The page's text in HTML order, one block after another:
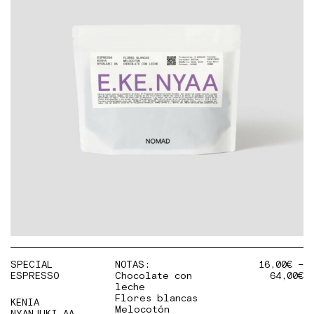
SPECIAL
ESPRESSO
KENIA
NOTAS:
Chocolate con
leche
Flores blancas
Melocotón
16,00€–
64,00€